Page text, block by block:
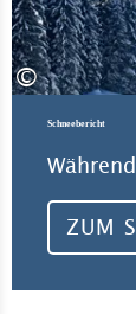
©
Schneebericht
ZUM